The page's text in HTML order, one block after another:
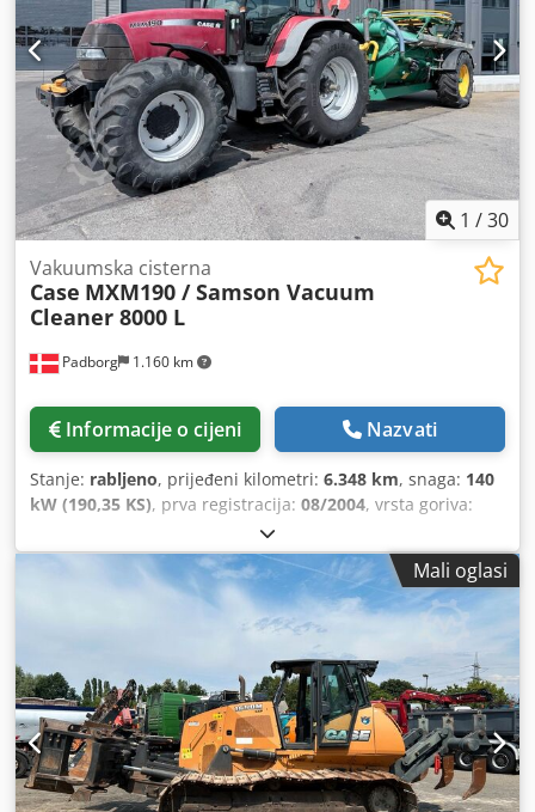
Proizvedeno u Njemačkoj. Schmedt PraForm 21-50 Preša za
knjige Preša za knjige s rezačem žlijeba. Proizvodnja
Schmedt, Njemačka. Stroj je u vrlo dobrom stanju,
spreman za proizvodnju. Tehničke specifikacije:
Maksimalni format: 420 x 520 x 100 mm Težina: 220 kg
Napajanje: 230 V + komprimirani zrak. Cijena je za set od
dva stroja. Dodpszdazbofx Akksck
1 /30
Padborg 1.160 km
Vakuumska cisterna
Case MXM190 / Samson Vacuum
Cleaner 8000 L
Informacije o cijeni Nazvati
Stanje: rabljeno, prijeđeni kilometri: 6.348 km, snaga: 140
kW (190,35 KS), prva registracija: 08/2004, vrsta goriva:
2004
Mali oglasi